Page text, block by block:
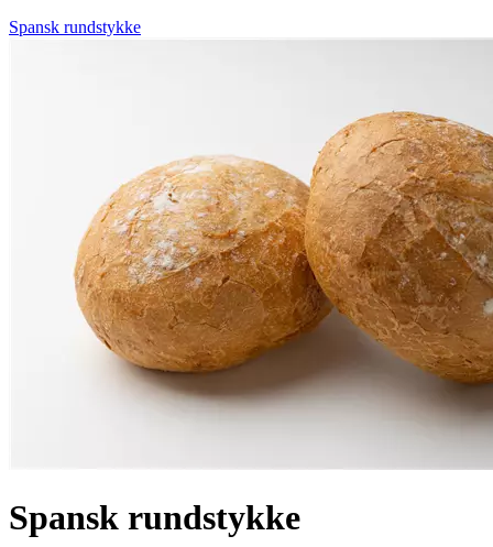
Spansk rundstykke
Spansk rundstykke